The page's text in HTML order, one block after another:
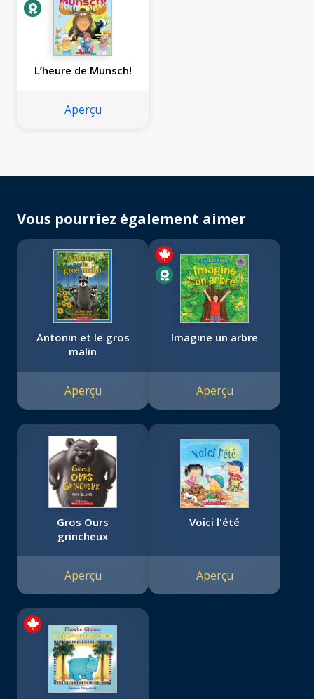
L’heure de Munsch!
Aperçu
Vous pourriez également aimer
Antonin et le gros
malin
Aperçu
Imagine un arbre
Aperçu
Gros Ours
grincheux
Aperçu
Voici l'été
Aperçu